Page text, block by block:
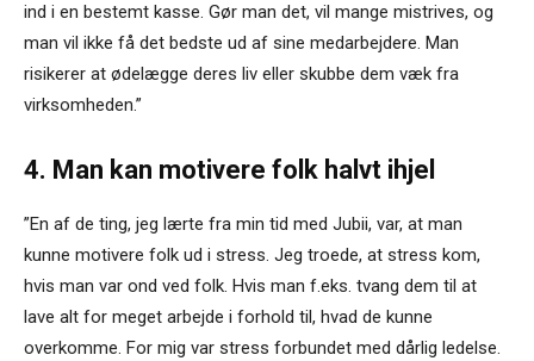
ind i en bestemt kasse. Gør man det, vil mange mistrives, og
man vil ikke få det bedste ud af sine medarbejdere. Man
risikerer at ødelægge deres liv eller skubbe dem væk fra
virksomheden.”
4. Man kan motivere folk halvt ihjel
”En af de ting, jeg lærte fra min tid med Jubii, var, at man
kunne motivere folk ud i stress. Jeg troede, at stress kom,
hvis man var ond ved folk. Hvis man f.eks. tvang dem til at
lave alt for meget arbejde i forhold til, hvad de kunne
overkomme. For mig var stress forbundet med dårlig ledelse.